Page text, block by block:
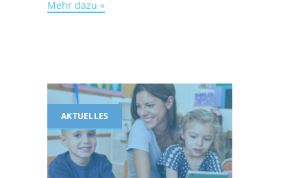
Mehr dazu »
AKTUELLES